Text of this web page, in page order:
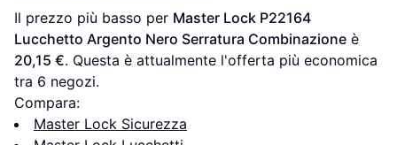
Il prezzo più basso per Master Lock P22164
Lucchetto Argento Nero Serratura Combinazione
20,15 €. Questa è attualmente l'offerta più economica
tra 6 negozi.
Compara:
Master Lock Sicurezza